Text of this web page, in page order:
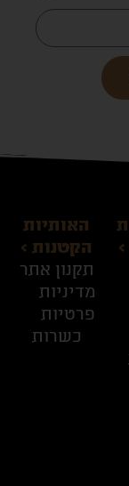
האותיות
הקטנות >
תקנון אתר
מדיניות
פרטיות
כשרות